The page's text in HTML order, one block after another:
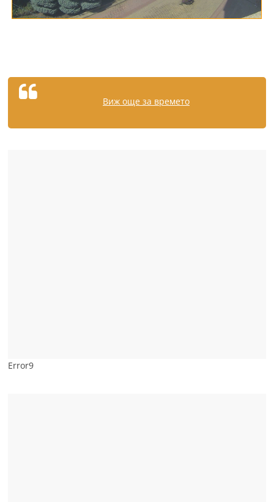
Виж още за времето
Error9